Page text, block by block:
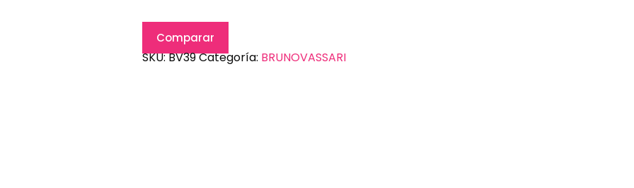
Comparar
SKU:BV39Categoría: BRUNOVASSARI